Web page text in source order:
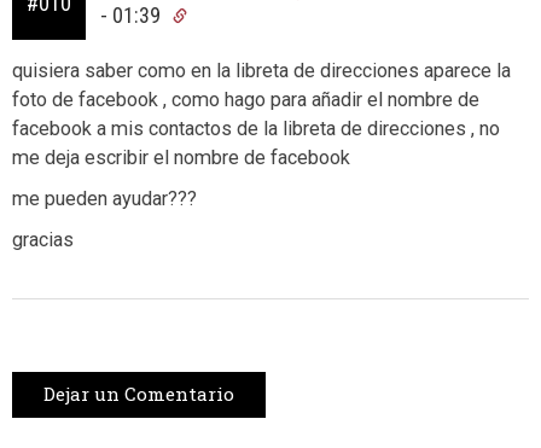
- 01:39
quisiera saber como en la libreta de direcciones aparece la
foto de facebook , como hago para añadir el nombre de
facebook a mis contactos de la libreta de direcciones , no
me deja escribir el nombre de facebook
me pueden ayudar???
gracias
Dejar un Comentario